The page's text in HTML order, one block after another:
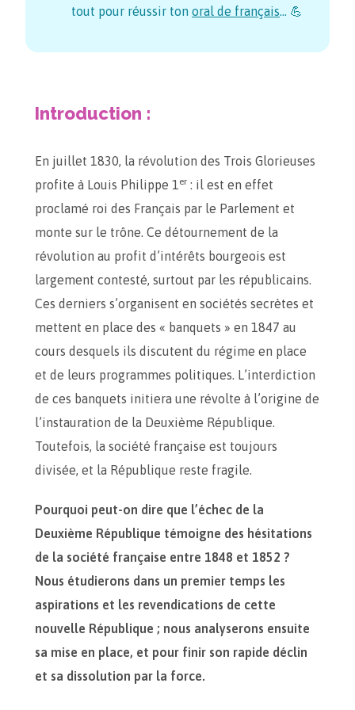
tout pour réussir ton oral de français… 💪
Introduction :
En juillet 1830, la révolution des Trois Glorieuses
profite à Louis Philippe 1er : il est en effet
proclamé roi des Français par le Parlement et
monte sur le trône. Ce détournement de la
révolution au profit d’intérêts bourgeois est
largement contesté, surtout par les républicains.
Ces derniers s’organisent en sociétés secrètes et
mettent en place des « banquets » en 1847 au
cours desquels ils discutent du régime en place
et de leurs programmes politiques. L’interdiction
de ces banquets initiera une révolte à l’origine de
l’instauration de la Deuxième République.
Toutefois, la société française est toujours
divisée, et la République reste fragile.
Pourquoi peut-on dire que l’échec de la
Deuxième République témoigne des hésitations
de la société française entre 1848 et 1852 ?
Nous étudierons dans un premier temps les
aspirations et les revendications de cette
nouvelle République ; nous analyserons ensuite
sa mise en place, et pour finir son rapide déclin
et sa dissolution par la force.